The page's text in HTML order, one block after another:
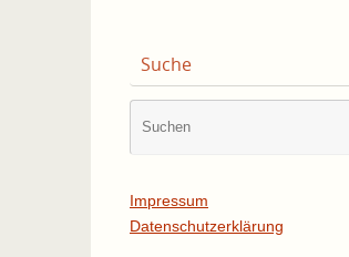
Suche
Impressum
Datenschutzerklärung